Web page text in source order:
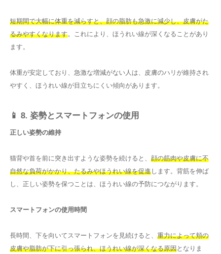
短期間で大幅に体重を減らすと、顔の脂肪も急激に減少し、皮膚がた
るみやすくなります。これにより、ほうれい線が深くなることがあり
ます。
体重が安定しており、急激な増減がない人は、皮膚のハリが維持され
やすく、ほうれい線が目立ちにくい傾向があります。
📱 8. 姿勢とスマートフォンの使用
正しい姿勢の維持
猫背や首を前に突き出すような姿勢を続けると、 顔の筋肉や皮膚に不
自然な負荷がかかり、たるみやほうれい線を促進 します。背筋を伸ば
し、正しい姿勢を保つことは、ほうれい線の予防につながります。
スマートフォンの使用時間
長時間、下を向いてスマートフォンを見続けると、 重力によって頬の
皮膚や脂肪が下に引っ張られ、ほうれい線が深くなる原因となりま